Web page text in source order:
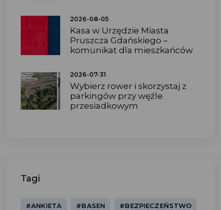
2026-08-05
Kasa w Urzędzie Miasta
Pruszcza Gdańskiego –
komunikat dla mieszkańców
2026-07-31
Wybierz rower i skorzystaj z
parkingów przy węźle
przesiadkowym
Tagi
#ANKIETA #BASEN #BEZPIECZEŃSTWO